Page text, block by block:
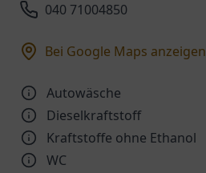
040 71004850
Bei Google Maps anzeigen
Autowäsche
Dieselkraftstoff
Kraftstoffe ohne Ethanol
WC